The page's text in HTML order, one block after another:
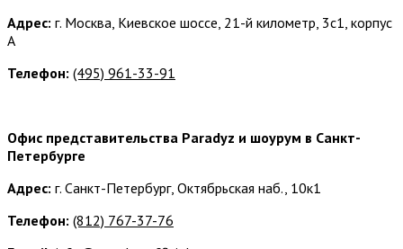
Адрес: г. Москва, Киевское шоссе, 21-й километр, 3с1, корпус
А
Телефон: (495) 961-33-91
Офис представительства Paradyz и шоурум в Санкт-
Петербурге
Адрес: г. Санкт-Петербург, Октябрьская наб., 10к1
Телефон: (812) 767-37-76